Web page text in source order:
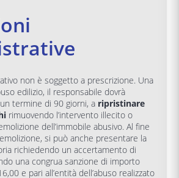
non è soggetto a prescrizione. Una
edilizio, il responsabile dovrà
termine di 90 giorni, a ripristinare
rimuovendo l’intervento illecito o
dell’immobile abusivo. Al fine
si può anche presentare la
richiedendo un accertamento di
una congrua sanzione di importo
e pari all’entità dell’abuso realizzato